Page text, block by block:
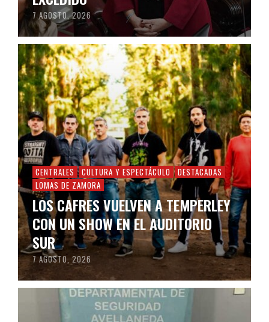
7 AGOSTO, 2026
CENTRALES CULTURA Y ESPECTÁCULO
DESTACADAS
LOMAS DE ZAMORA
LOS CAFRES VUELVEN A TEMPERLEY
CON UN SHOW EN EL AUDITORIO
SUR
7 AGOSTO, 2026